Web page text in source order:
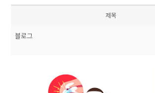
제목
블로그